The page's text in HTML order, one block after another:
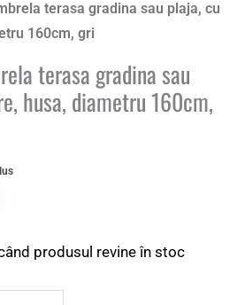
terasa gradina sau plaja, cu
160cm, gri
terasa gradina sau
husa, diametru 160cm,
produsul revine în stoc